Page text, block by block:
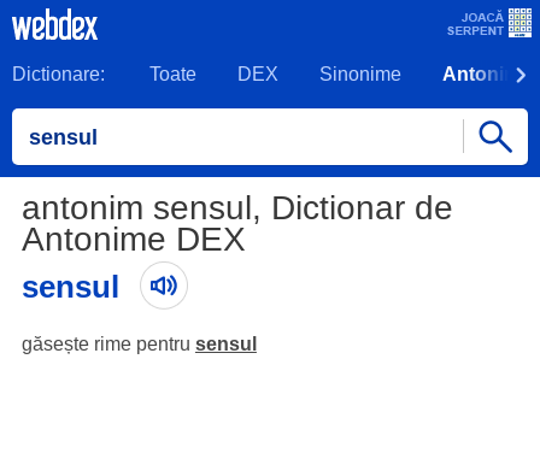
Dictionare: Toate DEX Sinonime Antonime
antonim sensul, Dictionar de
Antonime DEX
sensul
găsește rime pentru sensul